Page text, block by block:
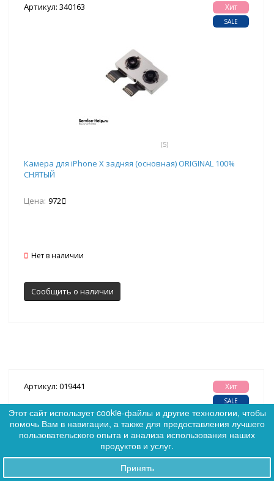
0
Артикул: 340163
(5)
Хит
SALE
Камера для iPhone X задняя (основная) ORIGINAL 100%
СНЯТЫЙ
Цена: 972
Нет в наличии
Сообщить о наличии
Артикул: 019441 Хит
SALE
Этот сайт использует cookie-файлы и другие технологии, чтобы
помочь Вам в навигации, а также для предоставления лучшего
пользовательского опыта и анализа использования наших
продуктов и услуг.
Принять